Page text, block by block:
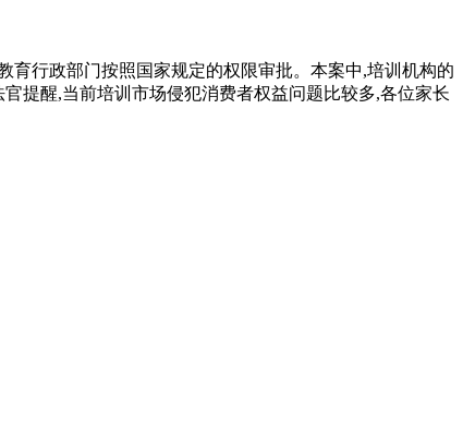
行政部门按照国家规定的权限审批。本案中,培训机构的
提醒,当前培训市场侵犯消费者权益问题比较多,各位家长